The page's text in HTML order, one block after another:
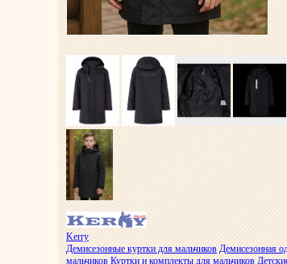
Kerry
Демисезонные куртки для мальчиков Демисезонная
мальчиков Куртки и комплекты для мальчиков